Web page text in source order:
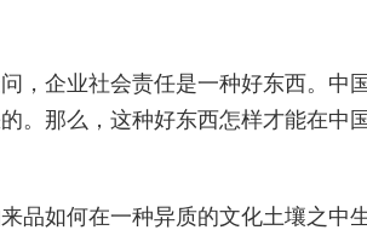
，企业社会责任是一种好东西。中
。那么，这种好东西怎样才能在中
品如何在一种异质的文化土壤之中